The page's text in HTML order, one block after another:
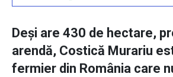
Deși are 430 de hectare,
arendă, Costică Murariu
fermier din România care